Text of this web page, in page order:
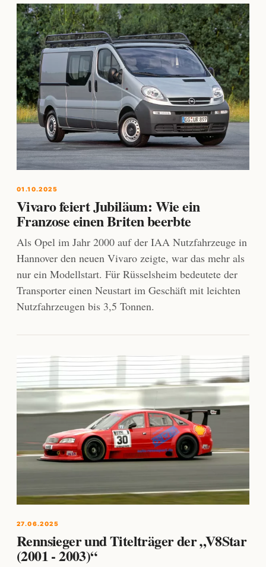
01.10.2025
Vivaro feiert Jubiläum: Wie ein
Franzose einen Briten beerbte
Als Opel im Jahr 2000 auf der IAA Nutzfahrzeuge in
Hannover den neuen Vivaro zeigte, war das mehr als
nur ein Modellstart. Für Rüsselsheim bedeutete der
Transporter einen Neustart im Geschäft mit leichten
Nutzfahrzeugen bis 3,5 Tonnen.
27.06.2025
Rennsieger und Titelträger der „V8Star
(2001 - 2003)“